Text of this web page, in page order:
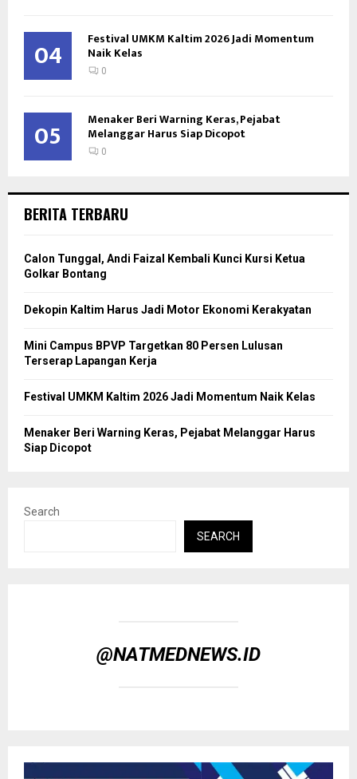
04 Festival UMKM Kaltim 2026 Jadi Momentum
Naik Kelas
0
05 Menaker Beri Warning Keras, Pejabat
Melanggar Harus Siap Dicopot
0
BERITA TERBARU
Calon Tunggal, Andi Faizal Kembali Kunci Kursi Ketua
Golkar Bontang
Dekopin Kaltim Harus Jadi Motor Ekonomi Kerakyatan
Mini Campus BPVP Targetkan 80 Persen Lulusan
Terserap Lapangan Kerja
Festival UMKM Kaltim 2026 Jadi Momentum Naik Kelas
Menaker Beri Warning Keras, Pejabat Melanggar Harus
Siap Dicopot
Search
SEARCH
@NATMEDNEWS.ID